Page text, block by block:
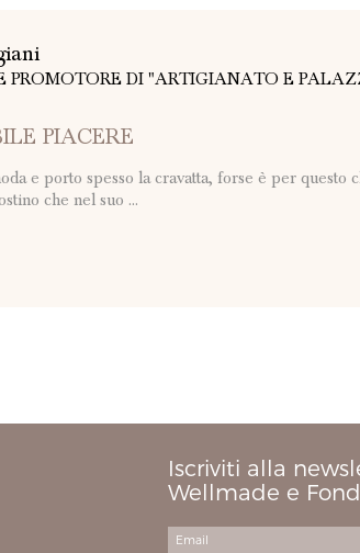
PROMOTORE DI "ARTIGIANATO E
PIACERE
e porto spesso la cravatta, forse è per questo
che nel suo ...
Iscriviti alla
Wellmade e